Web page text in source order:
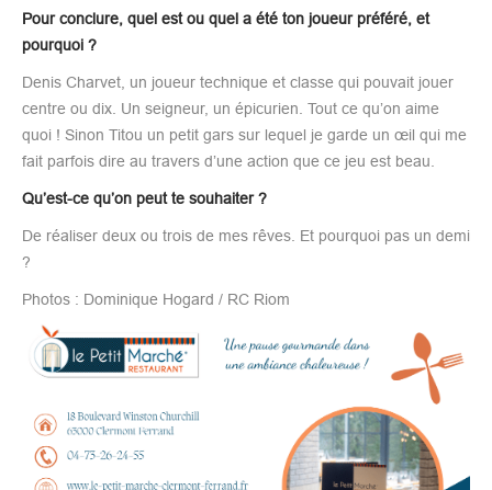
Pour conclure, quel est ou quel a été ton joueur préféré, et
pourquoi ?
Denis Charvet, un joueur technique et classe qui pouvait jouer
centre ou dix. Un seigneur, un épicurien. Tout ce qu’on aime
quoi ! Sinon Titou un petit gars sur lequel je garde un œil qui me
fait parfois dire au travers d’une action que ce jeu est beau.
Qu’est-ce qu’on peut te souhaiter ?
De réaliser deux ou trois de mes rêves. Et pourquoi pas un demi
?
Photos : Dominique Hogard / RC Riom